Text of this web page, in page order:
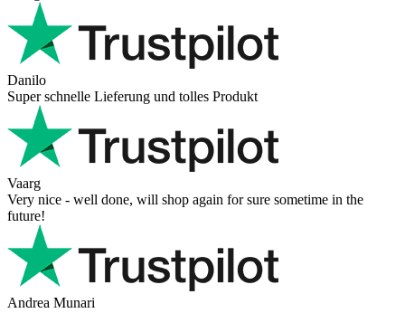
Danilo
Super schnelle Lieferung und tolles Produkt
Vaarg
Very nice - well done, will shop again for sure sometime in the
future!
Andrea Munari